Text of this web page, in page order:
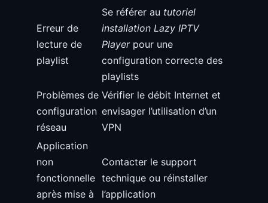
Erreur de
lecture de
playlist
Se référer au tutoriel
installation Lazy IPTV
Playerpour une
configuration correcte des
playlists
Problèmes de
configuration
réseau
Vérifier le débit Internet et
envisager l’utilisation d’un
VPN
Application
non
fonctionnelle
après mise à
Contacter le support
technique ou réinstaller
l’application